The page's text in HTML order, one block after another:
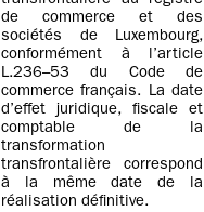
de commerce et des
sociétés de Luxembourg,
conformément à l’article
L.236–53 du Code de
commerce français. La date
d’effet juridique, fiscale et
comptable de la
transformation
transfrontalière correspond
à la même date de la
réalisation définitive.